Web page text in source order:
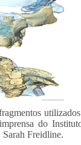
do
Freidline.